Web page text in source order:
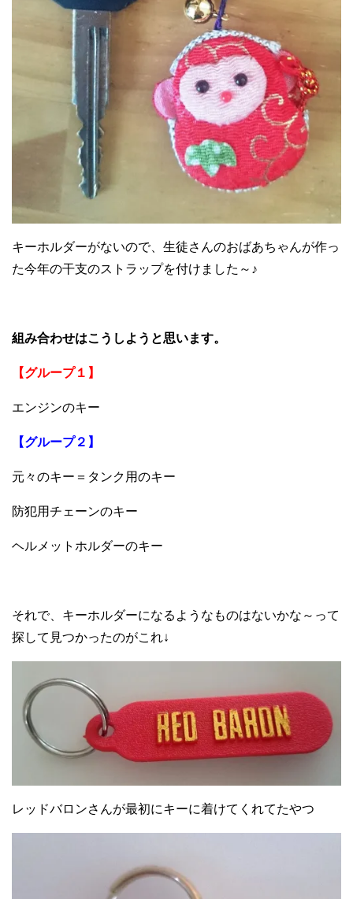
キーホルダーがないので、生徒さんのおばあちゃんが作っ
た今年の干支のストラップを付けました～♪
組み合わせはこうしようと思います。
【グループ１】
エンジンのキー
【グループ２】
元々のキー＝タンク用のキー
防犯用チェーンのキー
ヘルメットホルダーのキー
それで、キーホルダーになるようなものはないかな～って
探して見つかったのがこれ↓
レッドバロンさんが最初にキーに着けてくれてたやつ